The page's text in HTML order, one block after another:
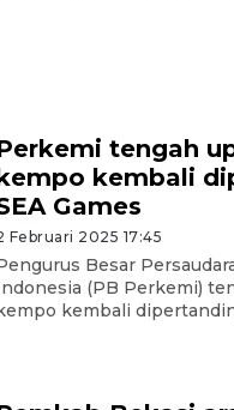
tengah
kembali
Games
Februari 2025 17:45
Besar
(PB Perkemi)
kembali